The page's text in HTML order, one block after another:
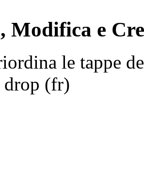
Modifica e
le tappe
(fr)